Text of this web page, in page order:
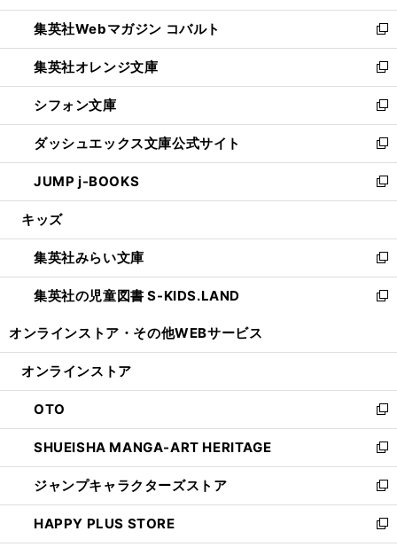
開
く
ウ
で
開
く
ン
ド
ウ
で
開
く
ウ
ィ
ン
ド
ウ
で
開
く
集英社Webマガジン コバルト
新
し
い
ウ
ィ
ン
ド
ウ
で
開
集英社オレンジ文庫
新
し
い
ウ
ィ
ン
ド
ウ
開
く
シフォン文庫
新
し
い
ウ
ィ
ン
ウ
で
開
く
ダッシュエックス文庫公式サイト
新
し
い
ウ
ン
ド
ウ
で
JUMP j-BOOKS
新
し
ウ
ィ
ン
ド
開
キッズ
集英社みらい文庫
新
し
い
ン
ウ
で
開
く
集英社の児童図書 S-KIDS.LAND
新
ウ
ン
ド
ウ
で
開
く
オンラインストア・ その他WEBサービス
オンラインストア
OTO
新
し
い
ウ
ィ
ン
ド
ウ
SHUEISHA MANGA-ART HERITAGE
新
し
い
ウ
ィ
ジャンプキャラクターズストア
新
し
い
HAPPY PLUS STORE
新